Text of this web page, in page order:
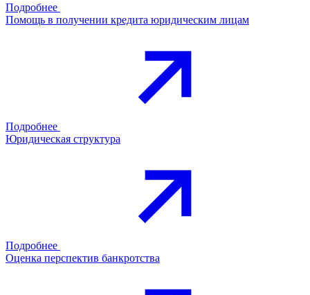
Подробнее
Помощь в получении кредита юридическим лицам
Подробнее
Юридическая структура
Подробнее
Оценка перспектив банкротства